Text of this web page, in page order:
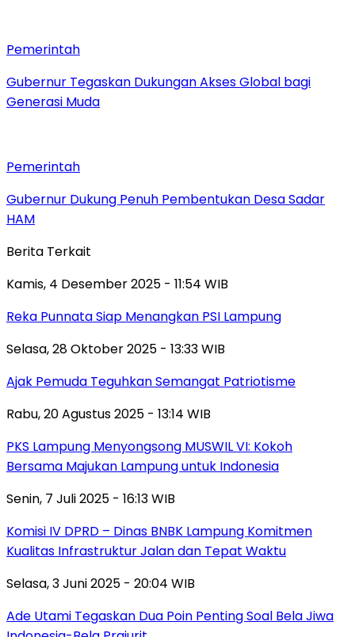
Pemerintah
Gubernur Tegaskan Dukungan Akses Global bagi
Generasi Muda
Pemerintah
Gubernur Dukung Penuh Pembentukan Desa Sadar
HAM
Berita Terkait
Kamis, 4 Desember 2025 - 11:54 WIB
Reka Punnata Siap Menangkan PSI Lampung
Selasa, 28 Oktober 2025 - 13:33 WIB
Ajak Pemuda Teguhkan Semangat Patriotisme
Rabu, 20 Agustus 2025 - 13:14 WIB
PKS Lampung Menyongsong MUSWIL VI: Kokoh
Bersama Majukan Lampung untuk Indonesia
Senin, 7 Juli 2025 - 16:13 WIB
Komisi IV DPRD – Dinas BNBK Lampung Komitmen
Kualitas Infrastruktur Jalan dan Tepat Waktu
Selasa, 3 Juni 2025 - 20:04 WIB
Ade Utami Tegaskan Dua Poin Penting Soal Bela Jiwa